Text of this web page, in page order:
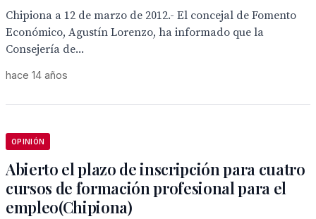
Chipiona a 12 de marzo de 2012.- El concejal de Fomento
Económico, Agustín Lorenzo, ha informado que la
Consejería de...
hace 14 años
OPINIÓN
Abierto el plazo de inscripción para cuatro
cursos de formación profesional para el
empleo(Chipiona)